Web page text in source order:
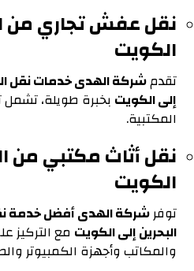
نقل عفش تجاري من
الكويت
تقدمشركة الهدى خدمات نقل
إلى الكويت بخبرة طويلة، تشمل
المكتبية.
نقل أثاث مكتبي من
الكويت
توفرشركة الهدى أفضل خدمة
البحرين إلى الكويت مع التركيز
والمكاتب وأجهزة الكمبيوتر